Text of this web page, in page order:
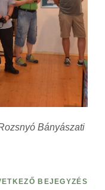
Bányászati
BEJEGYZÉS